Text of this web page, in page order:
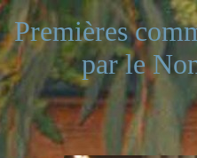
Premières
par le